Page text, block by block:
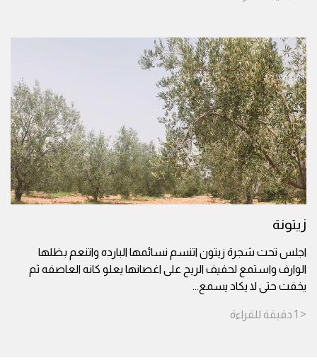
زيتونة
اجلس تحت شجرة زيتون اتنسم نسائمها البارده واتنعم بظلها
الوارف واستمع لحفيف الريح على اغصانها يعلو كانه العاصفه ثم
يخفت حتى لا يكاد يسمع...
< 1 دقيقة للقراءة